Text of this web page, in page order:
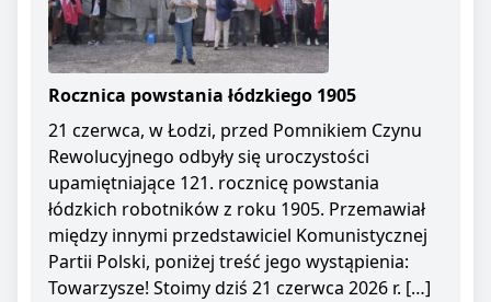
Rocznica powstania łódzkiego 1905
21 czerwca, w Łodzi, przed Pomnikiem Czynu
Rewolucyjnego odbyły się uroczystości
upamiętniające 121. rocznicę powstania
łódzkich robotników z roku 1905. Przemawiał
między innymi przedstawiciel Komunistycznej
Partii Polski, poniżej treść jego wystąpienia:
Towarzysze! Stoimy dziś 21 czerwca 2026 r. […]